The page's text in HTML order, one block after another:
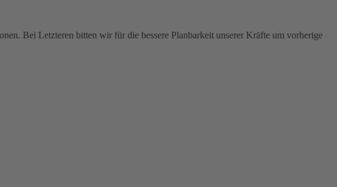
Bei Letzteren bitten wir für die bessere Planbarkeit unserer Kräfte um vorherige